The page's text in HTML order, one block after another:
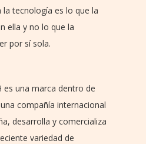
tecnología es lo que la
ella y no lo que la
por sí sola.
es una marca dentro de
compañía internacional
desarrolla y comercializa
variedad de